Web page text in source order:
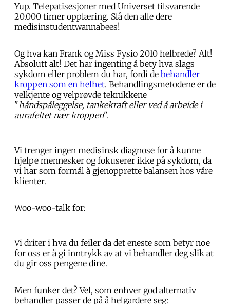
Yup. Telepatisesjoner med Universet tilsvarende
20.000 timer opplæring. Slå den alle dere
medisinstudentwannabees!
Og hva kan Frank og Miss Fysio 2010 helbrede? Alt!
Absolutt alt! Det har ingenting å bety hva slags
sykdom eller problem du har, fordi de behandler
kroppen som en helhet. Behandlingsmetodene er de
velkjente og velprøvde teknikkene
"håndspåleggelse, tankekraft eller ved å arbeide i
aurafeltet nær kroppen".
Vi trenger ingen medisinsk diagnose for å kunne
hjelpe mennesker og fokuserer ikke på sykdom, da
vi har som formål å gjenopprette balansen hos våre
klienter.
Woo-woo-talk for:
Vi driter i hva du feiler da det eneste som betyr noe
for oss er å gi inntrykk av at vi behandler deg slik at
du gir oss pengene dine.
Men funker det? Vel, som enhver god alternativ
behandler passer de på å helgardere seg: